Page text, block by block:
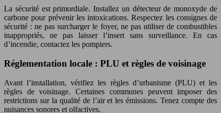
La sécurité est primordiale. Installez un détecteur de monoxyde de
carbone pour prévenir les intoxications. Respectez les consignes de
sécurité : ne pas surcharger le foyer, ne pas utiliser de combustibles
inappropriés, ne pas laisser l’insert sans surveillance. En cas
d’incendie, contactez les pompiers.
Réglementation locale : PLU et règles de voisinage
Avant l’installation, vérifiez les règles d’urbanisme (PLU) et les
règles de voisinage. Certaines communes peuvent imposer des
restrictions sur la qualité de l’air et les émissions. Tenez compte des
nuisances sonores et olfactives.